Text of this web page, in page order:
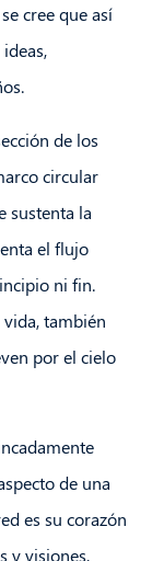
cree que así
de los
circular
sustenta la
el flujo
ni fin.
también
por el cielo
de una
es su corazón
y visiones,